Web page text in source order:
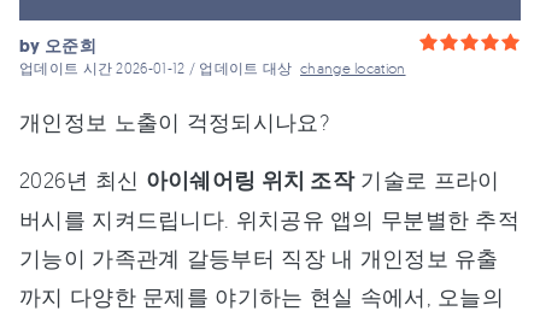
by 오준희
업데이트 시간 2026-01-12 / 업데이트 대상 change location
개인정보 노출이 걱정되시나요?
2026년 최신 아이쉐어링 위치 조작기술로 프라이
버시를 지켜드립니다. 위치공유 앱의 무분별한 추적
기능이 가족관계 갈등부터 직장 내 개인정보 유출
까지 다양한 문제를 야기하는 현실 속에서, 오늘의